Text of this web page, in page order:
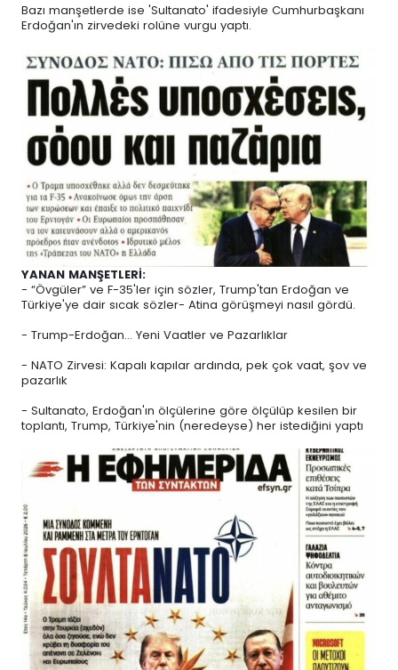
Bazı manşetlerde ise 'Sultanato' ifadesiyle Cumhurbaşkanı
Erdoğan'ın zirvedeki rolüne vurgu yaptı.
YANAN MANŞETLERİ:
- “Övgüler” ve F-35'ler için sözler, Trump'tan Erdoğan ve
Türkiye'ye dair sıcak sözler- Atina görüşmeyi nasıl gördü.
- Trump-Erdoğan... Yeni Vaatler ve Pazarlıklar
- NATO Zirvesi: Kapalı kapılar ardında, pek çok vaat, şov ve
pazarlık
- Sultanato, Erdoğan'ın ölçülerine göre ölçülüp kesilen bir
toplantı, Trump, Türkiye'nin (neredeyse) her istediğini yaptı